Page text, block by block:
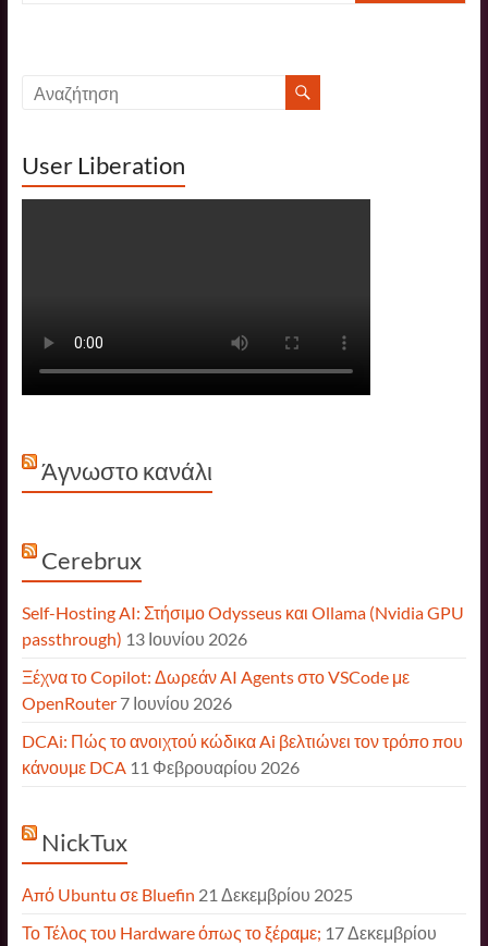
User Liberation
Άγνωστο κανάλι
Cerebrux
Self-Hosting AI: Στήσιμο Odysseus και Ollama (Nvidia GPU
passthrough) 13 Ιουνίου 2026
Ξέχνα το Copilot: Δωρεάν AI Agents στο VSCode με
OpenRouter 7 Ιουνίου 2026
DCAi: Πώς το ανοιχτού κώδικα Ai βελτιώνει τον τρόπο που
κάνουμε DCA 11 Φεβρουαρίου 2026
NickTux
Από Ubuntu σε Bluefin 21 Δεκεμβρίου 2025
Το Τέλος του Hardware όπως το ξέραμε; 17 Δεκεμβρίου